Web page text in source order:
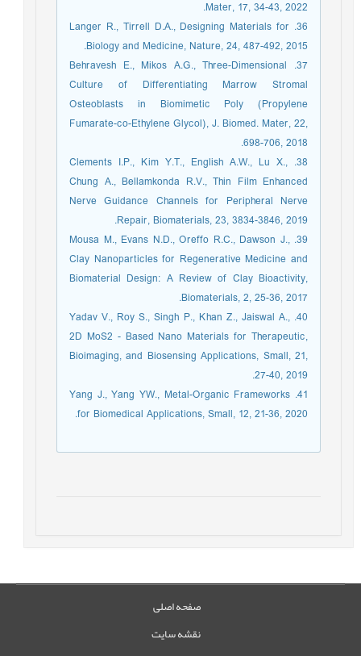
Mater, 17, 34-43, 2022.
36. Langer R., Tirrell D.A., Designing Materials for
Biology and Medicine, Nature, 24, 487-492, 2015.
37. Behravesh E., Mikos A.G., Three-Dimensional
Culture of Differentiating Marrow Stromal
Osteoblasts in Biomimetic Poly (Propylene
Fumarate-co-Ethylene Glycol), J. Biomed. Mater, 22,
698-706, 2018.
38. Clements I.P., Kim Y.T., English A.W., Lu X.,
Chung A., Bellamkonda R.V., Thin Film Enhanced
Nerve Guidance Channels for Peripheral Nerve
Repair, Biomaterials, 23, 3834-3846, 2019.
39. Mousa M., Evans N.D., Oreffo R.C., Dawson J.,
Clay Nanoparticles for Regenerative Medicine and
Biomaterial Design: A Review of Clay Bioactivity,
Biomaterials, 2, 25-36, 2017.
40. Yadav V., Roy S., Singh P., Khan Z., Jaiswal A.,
2D MoS2 - Based Nano Materials for Therapeutic,
Bioimaging, and Biosensing Applications, Small, 21,
27-40, 2019.
41. Yang J., Yang YW., Metal-Organic Frameworks
for Biomedical Applications, Small, 12, 21-36, 2020.
صفحه اصلی
نقشه سایت